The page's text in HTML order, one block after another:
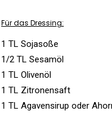
Für das Dressing:
1 TL Sojasoße
1/2 TL Sesamöl
1 TL Olivenöl
1 TL Zitronensaft
1 TL Agavensirup oder